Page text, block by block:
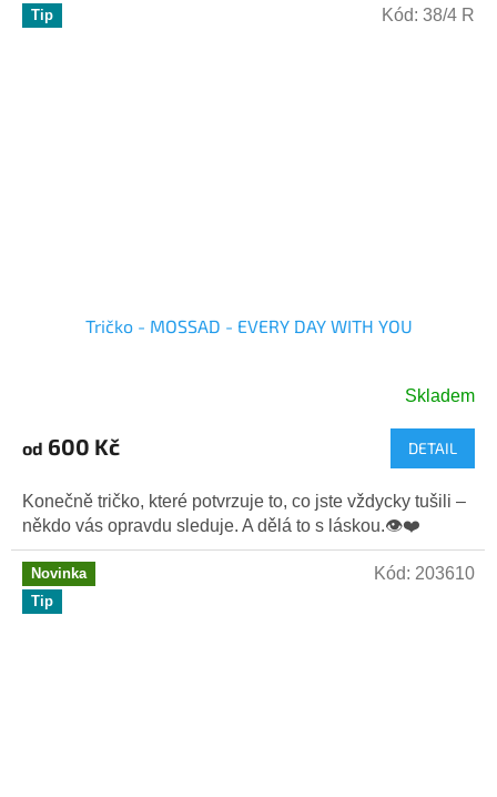
Tip
Tričko - MOSSAD - EVERY DAY WITH YOU
produktu
5,0
z
5
hvězdiček.
Skladem
od 600 Kč DETAIL
Konečně tričko, které potvrzuje to, co jste vždycky tušili –
někdo vás opravdu sleduje. A dělá to s láskou.👁️❤️
Kód: 38/4 R
Novinka
Tip
Kód: 203610